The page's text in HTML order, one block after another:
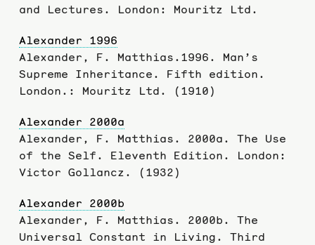
and Lectures. London: Mouritz Ltd.
Alexander 1996
Alexander, F. Matthias.1996. Man’s
Supreme Inheritance. Fifth edition.
London.: Mouritz Ltd. (1910)
Alexander 2000a
Alexander, F. Matthias. 2000a. The Use
of the Self. Eleventh Edition. London:
Victor Gollancz. (1932)
Alexander 2000b
Alexander, F. Matthias. 2000b. The
Universal Constant in Living. Third